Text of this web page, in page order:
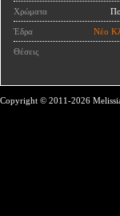
Χρώματα
Έδρα Νέο
Θέσεις
Copyright © 2011-2026